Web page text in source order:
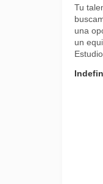
Tu
una
un